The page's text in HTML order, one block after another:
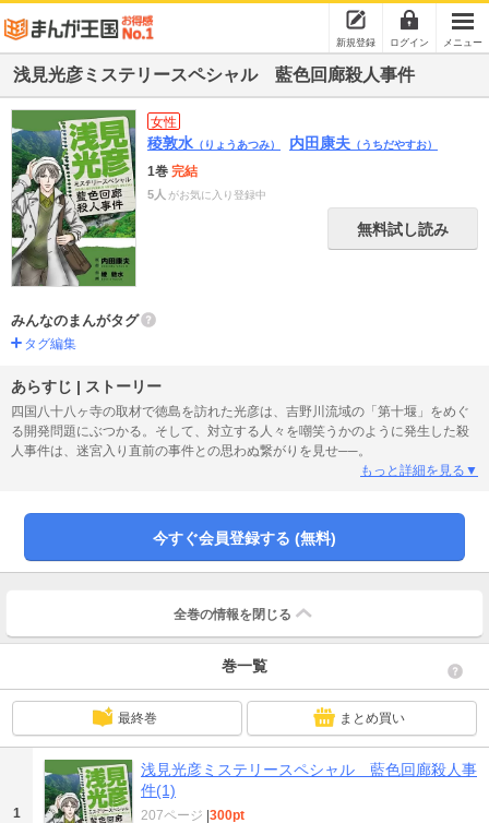
新規登録 ログイン メニュー
浅見光彦ミステリースペシャル 藍色回廊殺人事件
女性
稜敦水 （りょうあつみ） 内田康夫 （うちだやすお）
1巻 完結
5人 がお気に入り登録中
無料試し読み
みんなのまんがタグ
タグ編集
あらすじ | ストーリー
四国八十八ヶ寺の取材で徳島を訪れた光彦は、吉野川流域の「第十堰」をめぐ
る開発問題にぶつかる。そして、対立する人々を嘲笑うかのように発生した殺
人事件は、迷宮入り直前の事件との思わぬ繋がりを見せ──。
もっと詳細を見る▼
今すぐ会員登録する (無料)
全巻の情報を 閉じる
巻一覧
最終巻 まとめ買い
1
浅見光彦ミステリースペシャル 藍色回廊殺人事
件(1)
207ページ 300pt